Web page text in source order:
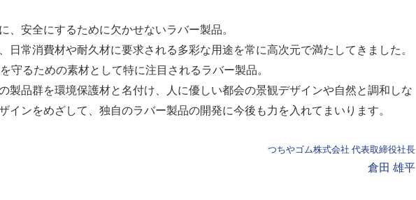
、安全にするために欠かせないラバー製品。
日常消費材や耐久材に要求される多彩な用途を常に高次元で満たしてきました。
守るための素材として特に注目されるラバー製品。
製品群を環境保護材と名付け、人に優しい都会の景観デザインや自然と調和しな
インをめざして、独自のラバー製品の開発に今後も力を入れてまいります。
つちやゴム株式会社 代表取締役社長
倉田 雄平